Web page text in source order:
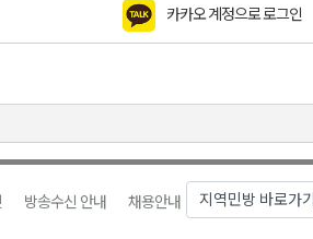
카카오 계정으로 로그인
방송수신 안내 채용안내